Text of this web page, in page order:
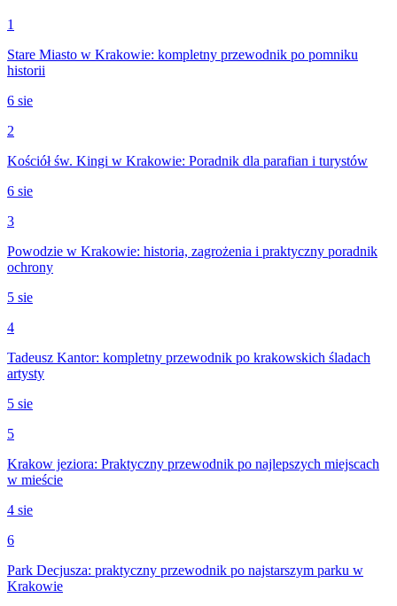
1
Stare Miasto w Krakowie: kompletny przewodnik po pomniku
historii
6 sie
2
Kościół św. Kingi w Krakowie: Poradnik dla parafian i turystów
6 sie
3
Powodzie w Krakowie: historia, zagrożenia i praktyczny poradnik
ochrony
5 sie
4
Tadeusz Kantor: kompletny przewodnik po krakowskich śladach
artysty
5 sie
5
Krakow jeziora: Praktyczny przewodnik po najlepszych miejscach
w mieście
4 sie
6
Park Decjusza: praktyczny przewodnik po najstarszym parku w
Krakowie